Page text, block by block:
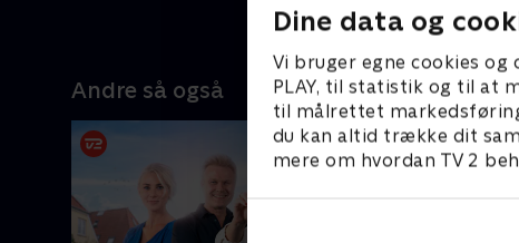
Dine data og
Vi bruger egne cookies
PLAY, til statistik og til at
til målrettet
du kan altid trække dit
mere om hvordan TV 2
Andre så også